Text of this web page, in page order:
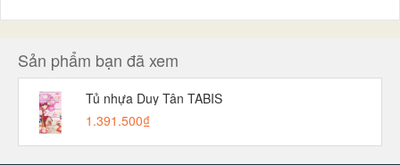
Sản phẩm bạn đã xem
Tủ nhựa Duy Tân TABIS
1.391.500₫